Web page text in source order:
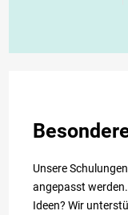
Unsere
angepasst
Ideen? Wir